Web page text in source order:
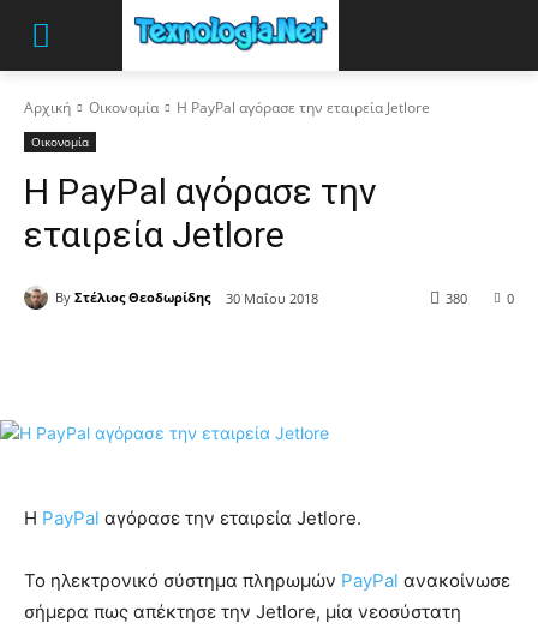
Αρχική Οικονομία Η PayPal αγόρασε την εταιρεία Jetlore
Οικονομία
Η PayPal αγόρασε την
εταιρεία Jetlore
By Στέλιος Θεοδωρίδης 30 Μαΐου 2018 0
380
Η PayPal αγόρασε την εταιρεία Jetlore.
Το ηλεκτρονικό σύστημα πληρωμών PayPal ανακοίνωσε
σήμερα πως απέκτησε την Jetlore, μία νεοσύστατη